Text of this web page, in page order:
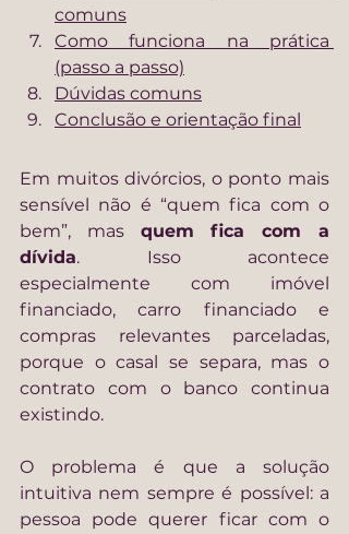
comuns
Como funciona na prática
(passo a passo)
Dúvidas comuns
Conclusão e orientação final
Em muitos divórcios, o ponto mais
sensível não é “quem fica com o
bem”, mas quem fica com a
dívida. Isso acontece
especialmente com imóvel
financiado, carro financiado e
compras relevantes parceladas,
porque o casal se separa, mas o
contrato com o banco continua
existindo.
O problema é que a solução
intuitiva nem sempre é possível: a
pessoa pode querer ficar com o